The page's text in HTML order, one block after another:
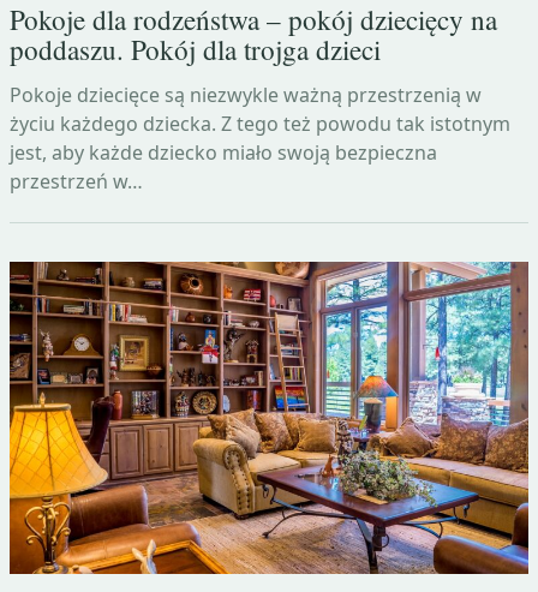
Pokoje dla rodzeństwa – pokój dziecięcy na
poddaszu. Pokój dla trojga dzieci
Pokoje dziecięce są niezwykle ważną przestrzenią w
życiu każdego dziecka. Z tego też powodu tak istotnym
jest, aby każde dziecko miało swoją bezpieczna
przestrzeń w…